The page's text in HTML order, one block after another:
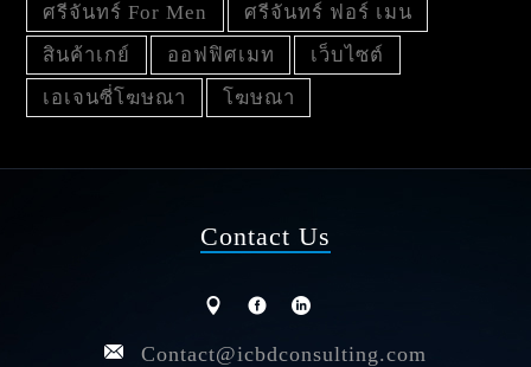
ศรีจันทร์ For Men
ศรีจันทร์ ฟอร์ เมน
สินค้าเกย์
ออฟฟิศเมท
เว็บไซต์
เอเจนซี่โฆษณา
โฆษณา
Contact Us
Contact@icbdconsulting.com